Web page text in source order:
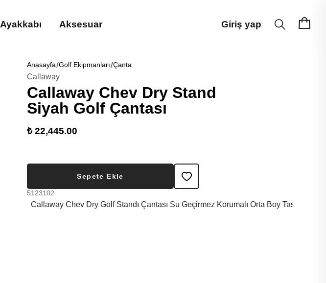
Ayakkabı Aksesuar Giriş yap
Anasayfa Golf Ekipmanları Çanta
Callaway
Callaway Chev Dry Stand
Siyah Golf Çantası
₺ 22,445.00
Sepete Ekle
5123102
Callaway Chev Dry Golf Standı Çantası Su Geçirmez Korumalı Orta Boy Tasarım